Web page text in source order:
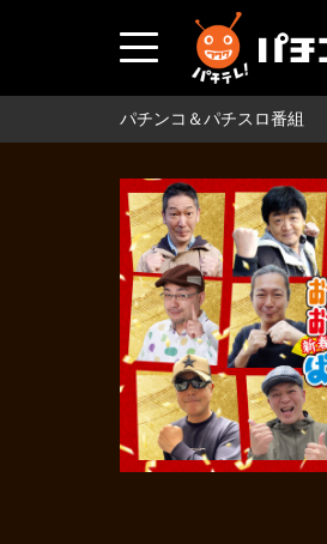
パチンコ＆パチスロ番組